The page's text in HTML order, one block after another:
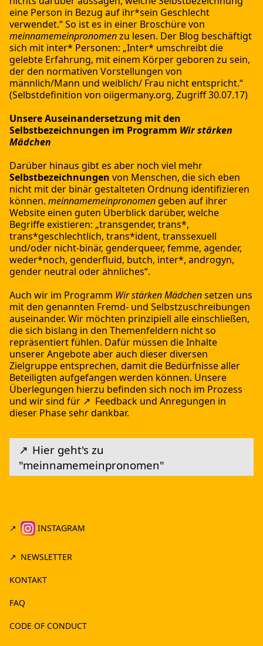
eine Person in Bezug auf ihr*sein Geschlecht
verwendet.“ So ist es in einer Broschüre von
meinnamemeinpronomenzu lesen. Der Blog beschäftigt
sich mit inter* Personen: „Inter* umschreibt die
gelebte Erfahrung, mit einem Körper geboren zu sein,
der den normativen Vorstellungen von
männlich/Mann und weiblich/ Frau nicht entspricht.“
(Selbstdefinition von oiigermany.org, Zugriff 30.07.17)
Unsere Auseinandersetzung mit den
Selbstbezeichnungen im Programm Wir stärken
Mädchen
Darüber hinaus gibt es aber noch viel mehr
Selbstbezeichnungen von Menschen, die sich eben
nicht mit der binär gestalteten Ordnung identifizieren
können. meinnamemeinpronomengeben auf ihrer
Website einen guten Überblick darüber, welche
Begriffe existieren: „transgender, trans*,
trans*geschlechtlich, trans*ident, transsexuell
und/oder nicht-binär, genderqueer, femme, agender,
weder*noch, genderfluid, butch, inter*, androgyn,
gender neutral oder ähnliches“.
Auch wir im Programm Wir stärken Mädchensetzen uns
mit den genannten Fremd- und Selbstzuschreibungen
auseinander. Wir möchten prinzipiell alle einschließen,
die sich bislang in den Themenfeldern nicht so
repräsentiert fühlen. Dafür müssen die Inhalte
unserer Angebote aber auch dieser diversen
Zielgruppe entsprechen, damit die Bedürfnisse aller
Beteiligten aufgefangen werden können. Unsere
Überlegungen hierzu befinden sich noch im Prozess
und wir sind für
Feedback und Anregungen in
dieser Phase sehr dankbar.
Hier geht's zu
"meinnamemeinpronomen"
INSTAGRAM
NEWSLETTER
KONTAKT
FAQ
CODE OF CONDUCT